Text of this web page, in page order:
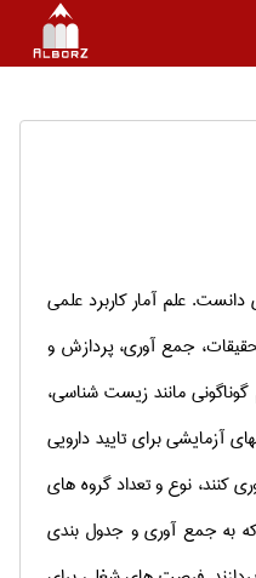
دانست. علم آمار کاربرد علمی
جمع آوری، پردازش و
مانند زیست شناسی،
آزمایشی برای تایید دارویی
کنند، نوع و تعداد گروه های
که به جمع آوری و جدول بندی